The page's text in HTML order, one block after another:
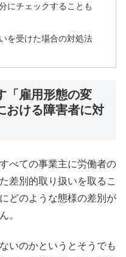
にチェックすることも
を受けた場合の対処法
「雇用形態の変
おける障害者に対
べての事業主に労働者の
差別的取り扱いを取るこ
どのような態様の差別が
。
いのかというとそうでも